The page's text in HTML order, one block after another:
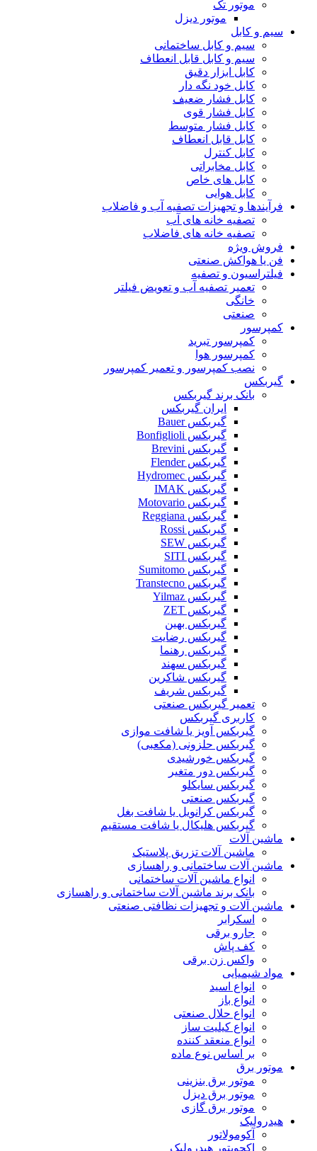
موتور تک
موتور دیزل
سیم و کابل
سیم و کابل ساختمانی
سیم و کابل قابل انعطاف
کابل ابزار دقیق
کابل خود نگه دار
کابل فشار ضعیف
کابل فشار قوی
کابل فشار متوسط
کابل قابل انعطاف
کابل کنترل
کابل مخابراتی
کابل های خاص
کابل هوایی
فرآیندها و تجهیزات تصفیه آب و فاضلاب
تصفیه خانه های آب
تصفیه خانه های فاضلاب
فروش ویژه
فن یا هواکش صنعتی
فیلتراسیون و تصفیه
تعمیر تصفیه آب و تعویض فیلتر
خانگی
صنعتی
کمپرسور
کمپرسور تبرید
کمپرسور هوا
نصب کمپرسور و تعمیر کمپرسور
گیربکس
بانک برند گیربکس
ایران گیربکس
گیربکس Bauer
گیربکس Bonfiglioli
گیربکس Brevini
گیربکس Flender
گیربکس Hydromec
گیربکس IMAK
گیربکس Motovario
گیربکس Reggiana
گیربکس Rossi
گیربکس SEW
گیربکس SITI
گیربکس Sumitomo
گیربکس Transtecno
گیربکس Yilmaz
گیربکس ZET
گیربکس بهین
گیربکس رضایت
گیربکس رهنما
گیربکس سهند
گیربکس شاکرین
گیربکس شریف
تعمیر گیربکس صنعتی
کاربری گیربکس
گیربکس آویز یا شافت موازی
گیربکس حلزونی (مکعبی)
گیربکس خورشیدی
گیربکس دور متغیر
گیربکس سایکلو
گیربکس صنعتی
گیربکس کرانویل یا شافت بغل
گیربکس هلیکال یا شافت مستقیم
ماشین آلات
ماشین آلات تزریق پلاستیک
ماشین آلات ساختمانی و راهسازی
انواع ماشین آلات ساختمانی
بانک برند ماشین آلات ساختمانی و راهسازی
ماشین آلات و تجهیزات نظافتی صنعتی
اسکرابر
جارو برقی
کف پاش
واکس زن برقی
مواد شیمیایی
انواع اسید
انواع باز
انواع حلال صنعتی
انواع کیلیت ساز
انواع منعقد کننده
بر اساس نوع ماده
موتور برق
موتور برق بنزینی
موتور برق دیزل
موتور برق گازی
هیدرولیک
آکومولاتور
اکچویتور هیدرولیک